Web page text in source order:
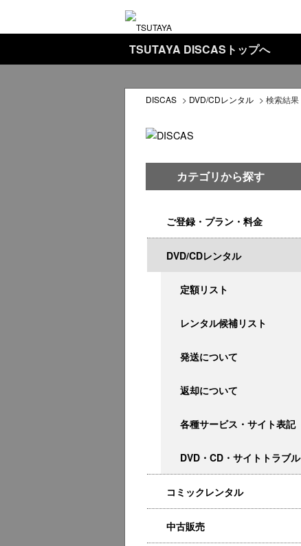
TSUTAYA DISCASトップへ
DISCAS > DVD/CDレンタル > 検索結果
カテゴリから探す
ご登録・プラン・料金
DVD/CDレンタル
定額リスト
レンタル候補リスト
発送について
返却について
各種サービス・サイト表記
DVD・CD・サイトトラブル
コミックレンタル
中古販売